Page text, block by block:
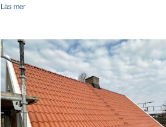
Läs mer